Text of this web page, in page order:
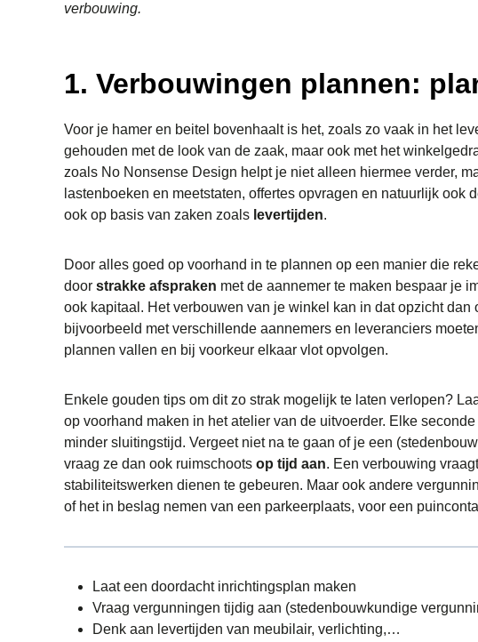
verbouwing.
1. Verbouwingen plannen:
Voor je hamer en beitel bovenhaalt is het, zoals zo vaak in het
gehouden met de look van de zaak, maar ook met het
zoals No Nonsense Design helpt je niet alleen hiermee verder,
lastenboeken en meetstaten, offertes opvragen en natuurlijk
ook op basis van zaken zoals levertijden.
Door alles goed op voorhand in te plannen op een manier die
door strakke afspraken met de aannemer te maken bespaar je
ook kapitaal. Het verbouwen van je winkel kan in dat opzicht
bijvoorbeeld met verschillende aannemers en leveranciers
plannen vallen en bij voorkeur elkaar vlot opvolgen.
Enkele gouden tips om dit zo strak mogelijk te laten verlopen?
op voorhand maken in het atelier van de uitvoerder. Elke
minder sluitingstijd. Vergeet niet na te gaan of je een
vraag ze dan ook ruimschoots op tijd aan. Een verbouwing
stabiliteitswerken dienen te gebeuren. Maar ook andere
of het in beslag nemen van een parkeerplaats, voor een
Laat een doordacht inrichtingsplan maken
Vraag vergunningen tijdig aan (stedenbouwkundige
Denk aan levertijden van meubilair, verlichting,…